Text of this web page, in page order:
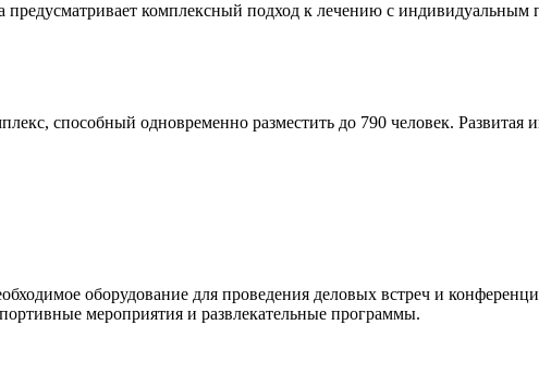
комплексный подход к лечению с индивидуальным
способный одновременно разместить до 790 человек. Развитая
оборудование для проведения деловых встреч и
мероприятия и развлекательные программы.